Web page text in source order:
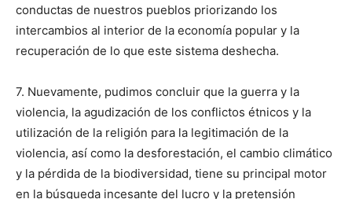
conductas de nuestros pueblos priorizando los
intercambios al interior de la economía popular y la
recuperación de lo que este sistema deshecha.
7. Nuevamente, pudimos concluir que la guerra y la
violencia, la agudización de los conflictos étnicos y la
utilización de la religión para la legitimación de la
violencia, así como la desforestación, el cambio climático
y la pérdida de la biodiversidad, tiene su principal motor
en la búsqueda incesante del lucro y la pretensión